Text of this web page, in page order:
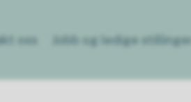
oss Jobb og ledige stillinger